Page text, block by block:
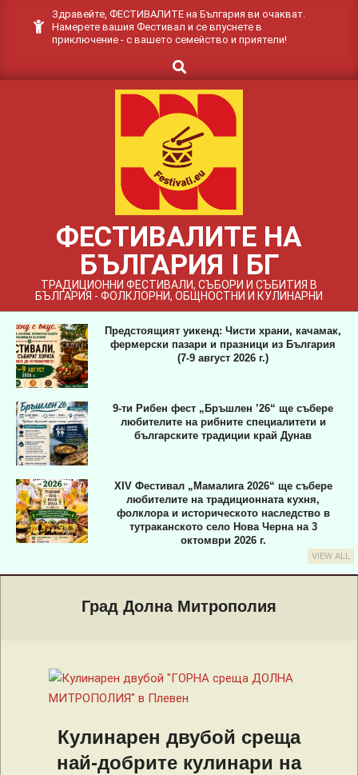
Здравейте, ФЕСТИВАЛИТЕ на България ви очакват.
Намерете вашия Фестивал и се впуснете в
приключение - с вашето семейство и приятели!
Search
ФЕСТИВАЛИТЕ НА
БЪЛГАРИЯ I БГ
ТРАДИЦИОННИ ФЕСТИВАЛИ, СЪБОРИ И СЪБИТИЯ В
БЪЛГАРИЯ - ФОЛКЛОРНИ, ОБЩНОСТНИ И КУЛИНАРНИ
Предстоящият уикенд: Чисти храни, качамак,
фермерски пазари и празници из България
(7-9 август 2026 г.)
9-ти Рибен фест „Бръшлен ’26“ ще събере
любителите на рибните специалитети и
българските традиции край Дунав
XIV Фестивал „Мамалига 2026“ ще събере
любителите на традиционната кухня,
фолклора и историческото наследство в
тутраканското село Нова Черна на 3
октомври 2026 г.
VIEW ALL
Град Долна Митрополия
Кулинарен двубой среща
най-добрите кулинари на